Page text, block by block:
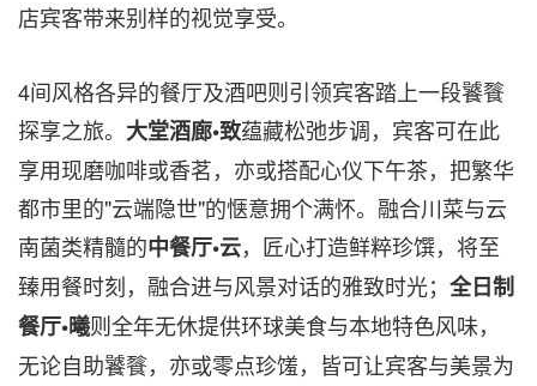
店宾客带来别样的视觉享受。
4间风格各异的餐厅及酒吧则引领宾客踏上一段饕餮
探享之旅。 大堂酒廊•致蕴藏松弛步调，宾客可在此
享用现磨咖啡或香茗，亦或搭配心仪下午茶，把繁华
都市里的"云端隐世"的惬意拥个满怀。融合川菜与云
南菌类精髓的中餐厅•云，匠心打造鲜粹珍馔，将至
臻用餐时刻，融合进与风景对话的雅致时光； 全日制
餐厅•曦则全年无休提供环球美食与本地特色风味，
无论自助饕餮，亦或零点珍馐，皆可让宾客与美景为